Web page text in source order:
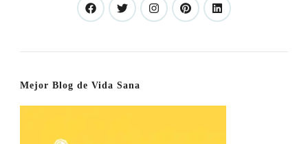
Mejor Blog de Vida Sana